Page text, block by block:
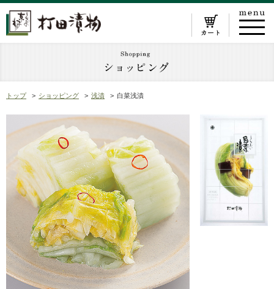
トップ ショッピング 浅漬 白菜浅漬